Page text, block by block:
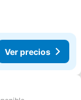
Ver precios